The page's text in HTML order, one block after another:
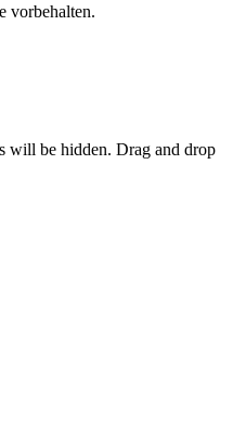
vorbehalten.
will be hidden. Drag and drop